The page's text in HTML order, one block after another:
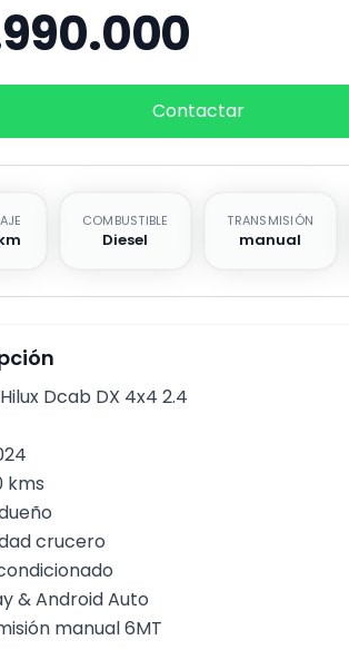
Contactar
COMBUSTIBLE
Diesel
TRANSMISIÓN
manual
Dcab DX 4x4 2.4
kms
crucero
& Android Auto
manual 6MT